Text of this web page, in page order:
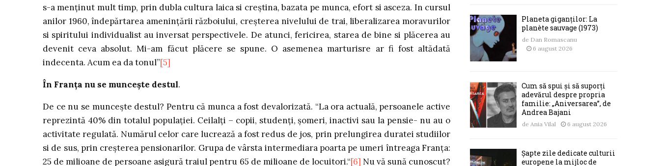
s-a menţinut mult timp, prin dubla cultura laica si creştina, bazata pe munca, efort si asceza. In cursul
anilor 1960, îndepărtarea ameninţării războiului, creşterea nivelului de trai, liberalizarea moravurilor
si spiritului individualist au inversat perspectivele. De atunci, fericirea, starea de bine si plăcerea au
devenit ceva absolut. Mi-am făcut plăcere se spune. O asemenea marturisre ar fi fost altădată
indecenta. Acum ea da tonul”[5]
În Franţa nu se munceşte destul.
De ce nu se munceşte destul? Pentru că munca a fost devalorizată. “La ora actuală, persoanele active
reprezintă 40% din totalul populaţiei. Ceilalţi – copii, studenţi, şomeri, inactivi sau la pensie- nu au o
activitate regulată. Numărul celor care lucrează a fost redus de jos, prin prelungirea duratei studiilor
si de sus, prin creşterea pensionarilor. Grupa de vârsta intermediara poarta pe umeri întreaga Franţa:
25 de milioane de persoane asigură traiul pentru 65 de milioane de locuitori.“[6] Nu vă sună cunoscut?
Planeta giganților: La
planète sauvage (1973)
de Dan Romascanu
6 august 2026
Cum să spui și să suporți
adevărul despre propria
familie: „Aniversarea”, de
Andrea Bajani
de Ania Vilal 6 august 2026
Șapte zile dedicate culturii
europene la mijloc de